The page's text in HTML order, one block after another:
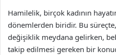
Hamilelik, birçok kadının
dönemlerden biridir. Bu
değişiklik meydana gelirken,
takip edilmesi gereken bir